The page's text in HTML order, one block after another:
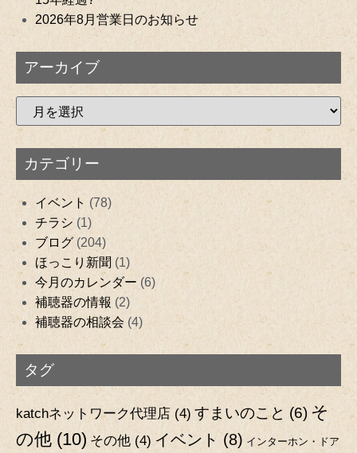
2026年8月営業日のお知らせ
アーカイブ
カテゴリー
イベント (78)
チラシ (1)
ブログ (204)
ほっこり新聞 (1)
今月のカレンダー (6)
補聴器の情報 (2)
補聴器の相談会 (4)
タグ
katchネットワーク代理店 (4) すまいのこと (6) そ
の他 (10) その他 (4) イベント (8) インターホン・ドア